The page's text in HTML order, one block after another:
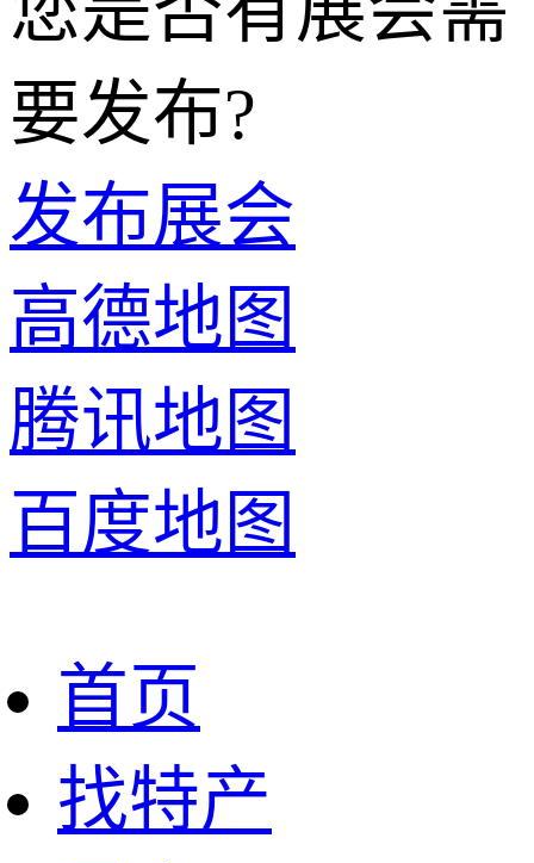
要发布?
发布展会
高德地图
腾讯地图
百度地图
首页
找特产